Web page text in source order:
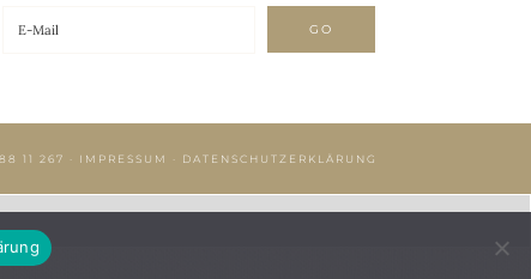
11 267 · IMPRESSUM · DATENSCHUTZERKLÄRUNG